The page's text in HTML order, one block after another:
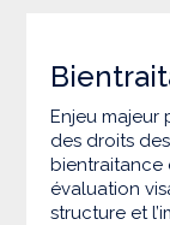
Enjeu majeur
des droits
bientraitance
évaluation
structure et